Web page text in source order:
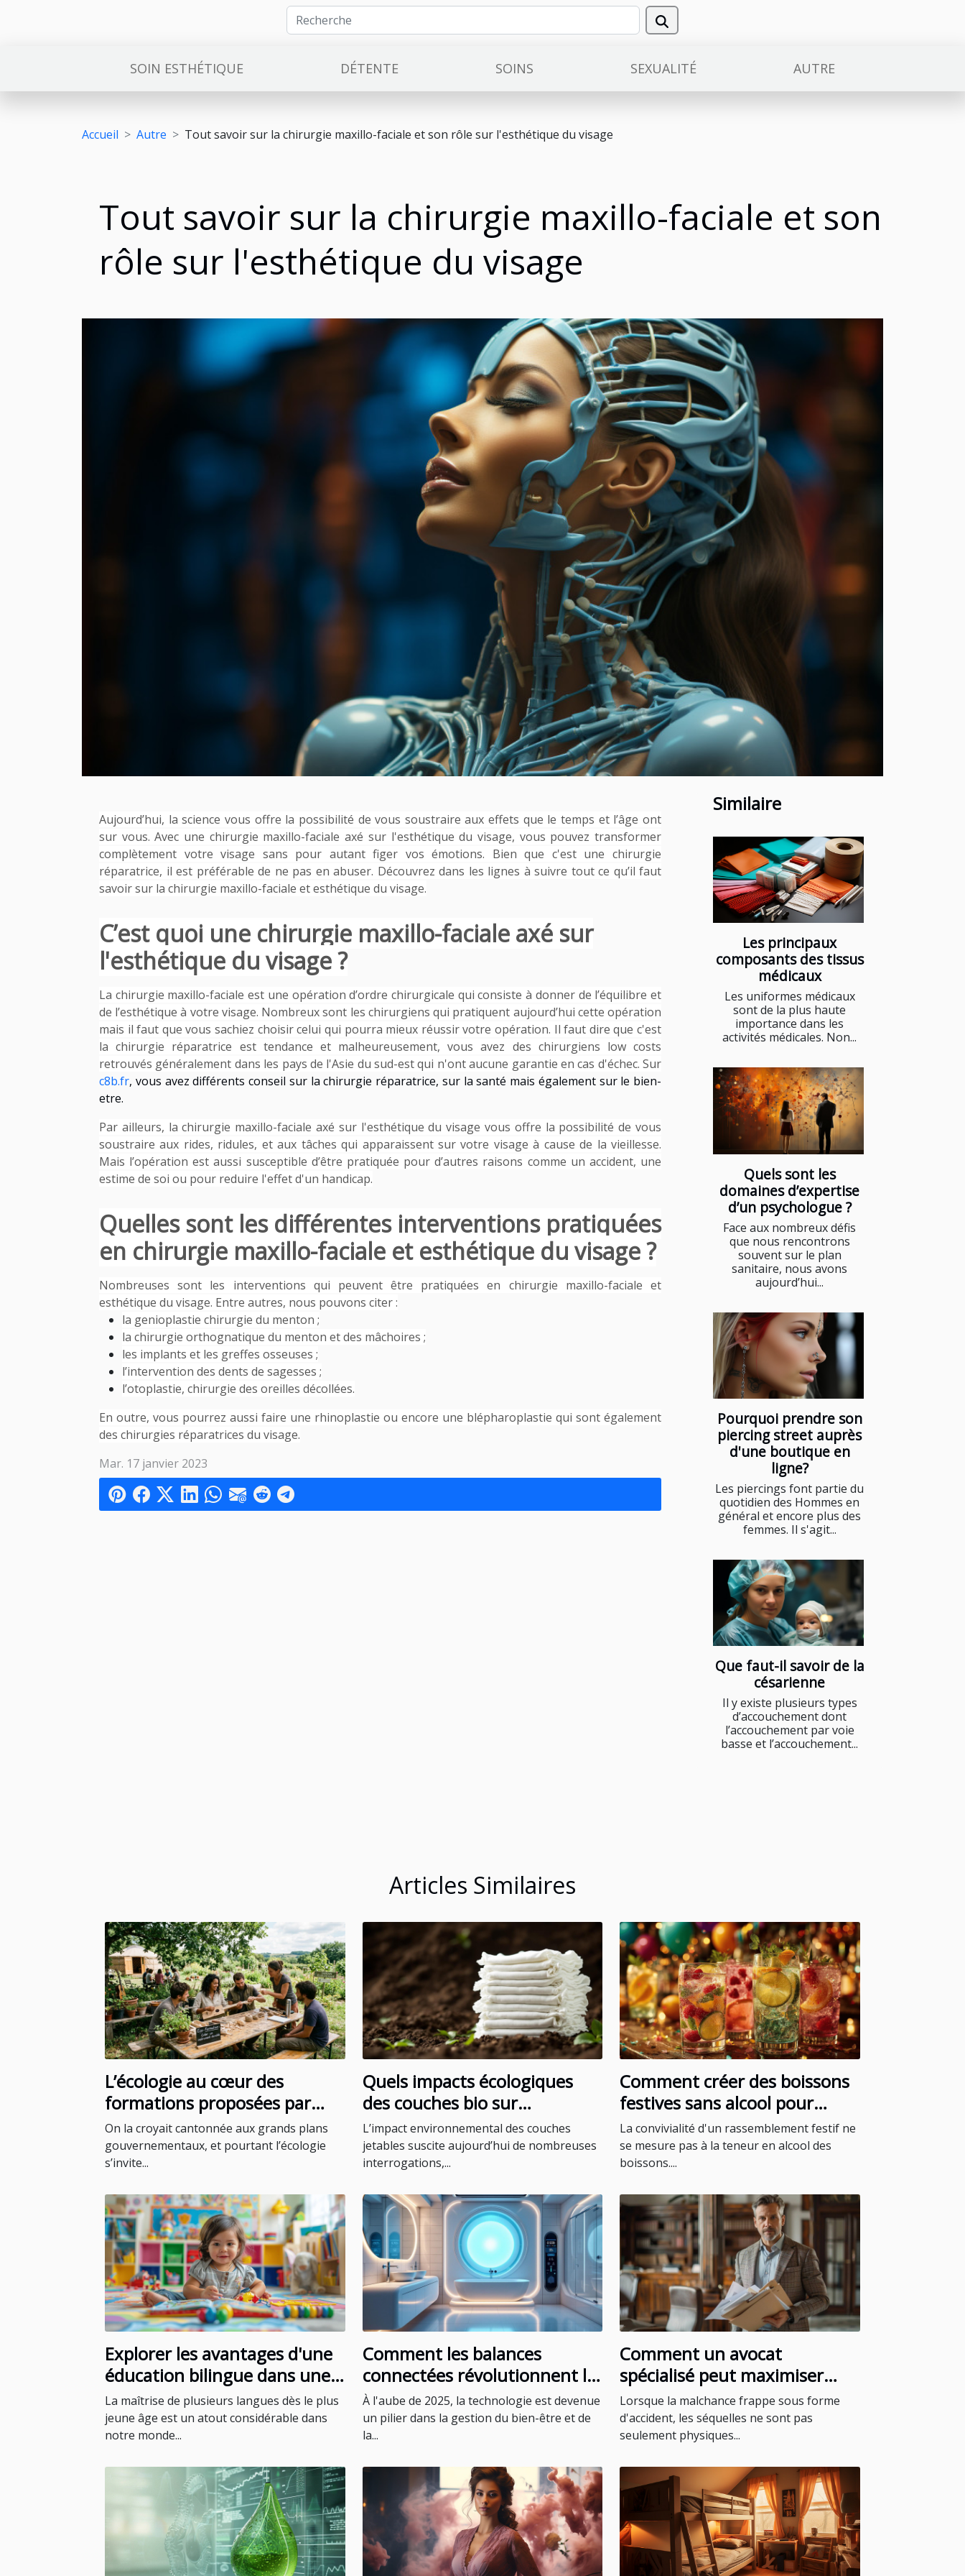
SOIN ESTHÉTIQUE DÉTENTE SOINS SEXUALITÉ AUTRE
Accueil Autre Tout savoir sur la chirurgie maxillo-faciale et son rôle sur l'esthétique du visage
Tout savoir sur la chirurgie maxillo-faciale et son
rôle sur l'esthétique du visage
Aujourd’hui, la science vous offre la possibilité de vous soustraire aux effets que le temps et l’âge ont
sur vous. Avec une chirurgie maxillo-faciale axé sur l'esthétique du visage, vous pouvez transformer
complètement votre visage sans pour autant figer vos émotions. Bien que c'est une chirurgie
réparatrice, il est préférable de ne pas en abuser. Découvrez dans les lignes à suivre tout ce qu’il faut
savoir sur la chirurgie maxillo-faciale et esthétique du visage.
C’est quoi une chirurgie maxillo-faciale axé sur
l'esthétique du visage ?
La chirurgie maxillo-faciale est une opération d’ordre chirurgicale qui consiste à donner de l’équilibre et
de l’esthétique à votre visage. Nombreux sont les chirurgiens qui pratiquent aujourd’hui cette opération
mais il faut que vous sachiez choisir celui qui pourra mieux réussir votre opération. Il faut dire que c'est
la chirurgie réparatrice est tendance et malheureusement, vous avez des chirurgiens low costs
retrouvés généralement dans les pays de l'Asie du sud-est qui n'ont aucune garantie en cas d'échec. Sur
c8b.fr, vous avez différents conseil sur la chirurgie réparatrice, sur la santé mais également sur le bien-
etre.
Par ailleurs, la chirurgie maxillo-faciale axé sur l'esthétique du visage vous offre la possibilité de vous
soustraire aux rides, ridules, et aux tâches qui apparaissent sur votre visage à cause de la vieillesse.
Mais l’opération est aussi susceptible d’être pratiquée pour d’autres raisons comme un accident, une
estime de soi ou pour reduire l'effet d'un handicap.
Quelles sont les différentes interventions pratiquées
en chirurgie maxillo-faciale et esthétique du visage ?
Nombreuses sont les interventions qui peuvent être pratiquées en chirurgie maxillo-faciale et
esthétique du visage. Entre autres, nous pouvons citer :
la genioplastie chirurgie du menton ;
la chirurgie orthognatique du menton et des mâchoires ;
les implants et les greffes osseuses ;
l’intervention des dents de sagesses ;
l’otoplastie, chirurgie des oreilles décollées.
En outre, vous pourrez aussi faire une rhinoplastie ou encore une blépharoplastie qui sont également
des chirurgies réparatrices du visage.
Mar. 17 janvier 2023
Similaire
Les principaux
composants des tissus
médicaux
Les uniformes médicaux
sont de la plus haute
importance dans les
activités médicales. Non...
Quels sont les
domaines d’expertise
d’un psychologue ?
Face aux nombreux défis
que nous rencontrons
souvent sur le plan
sanitaire, nous avons
aujourd’hui...
Pourquoi prendre son
piercing street auprès
d'une boutique en
ligne?
Les piercings font partie du
quotidien des Hommes en
général et encore plus des
femmes. Il s'agit...
Que faut-il savoir de la
césarienne
Il y existe plusieurs types
d’accouchement dont
l’accouchement par voie
basse et l’accouchement...
Articles Similaires
L’écologie au cœur des
formations proposées par
certains blogs instruments
On la croyait cantonnée aux grands plans
gouvernementaux, et pourtant l’écologie
s’invite...
Quels impacts écologiques
des couches bio sur
l'environnement ?
L’impact environnemental des couches
jetables suscite aujourd’hui de nombreuses
interrogations,...
Comment créer des boissons
festives sans alcool pour
toutes les occasions
La convivialité d'un rassemblement festif ne
se mesure pas à la teneur en alcool des
boissons....
Explorer les avantages d'une
éducation bilingue dans une
école maternelle privée
La maîtrise de plusieurs langues dès le plus
jeune âge est un atout considérable dans
notre monde...
Comment les balances
connectées révolutionnent le
suivi de la santé en 2025
À l'aube de 2025, la technologie est devenue
un pilier dans la gestion du bien-être et de
la...
Comment un avocat
spécialisé peut maximiser
l'indemnisation après un
accident
Lorsque la malchance frappe sous forme
d'accident, les séquelles ne sont pas
seulement physiques...